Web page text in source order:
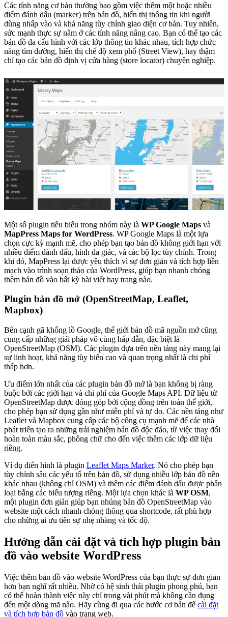
Các tính năng cơ bản thường bao gồm việc thêm một hoặc nhiều
điểm đánh dấu (marker) trên bản đồ, hiển thị thông tin khi người
dùng nhấp vào và khả năng tùy chỉnh giao diện cơ bản. Tuy nhiên,
sức mạnh thực sự nằm ở các tính năng nâng cao. Bạn có thể tạo các
bản đồ đa cấu hình với các lớp thông tin khác nhau, tích hợp chức
năng tìm đường, hiển thị chế độ xem phố (Street View), hay thậm
chí tạo các bản đồ định vị cửa hàng (store locator) chuyên nghiệp.
Một số plugin tiêu biểu trong nhóm này là WP Google Maps và
MapPress Maps for WordPress. WP Google Maps là một lựa
chọn cực kỳ mạnh mẽ, cho phép bạn tạo bản đồ không giới hạn với
nhiều điểm đánh dấu, hình đa giác, và các bộ lọc tùy chỉnh. Trong
khi đó, MapPress lại được yêu thích vì sự đơn giản và tích hợp liền
mạch vào trình soạn thảo của WordPress, giúp bạn nhanh chóng
thêm bản đồ vào bất kỳ bài viết hay trang nào.
Plugin bản đồ mở (OpenStreetMap, Leaflet,
Mapbox)
Bên cạnh gã khổng lồ Google, thế giới bản đồ mã nguồn mở cũng
cung cấp những giải pháp vô cùng hấp dẫn, đặc biệt là
OpenStreetMap (OSM). Các plugin dựa trên nền tảng này mang lại
sự linh hoạt, khả năng tùy biến cao và quan trọng nhất là chi phí
thấp hơn.
Ưu điểm lớn nhất của các plugin bản đồ mở là bạn không bị ràng
buộc bởi các giới hạn và chi phí của Google Maps API. Dữ liệu từ
OpenStreetMap được đóng góp bởi cộng đồng trên toàn thế giới,
cho phép bạn sử dụng gần như miễn phí và tự do. Các nền tảng như
Leaflet và Mapbox cung cấp các bộ công cụ mạnh mẽ để các nhà
phát triển tạo ra những trải nghiệm bản đồ độc đáo, từ việc thay đổi
hoàn toàn màu sắc, phông chữ cho đến việc thêm các lớp dữ liệu
riêng.
Ví dụ điển hình là plugin Leaflet Maps Marker. Nó cho phép bạn
tùy chỉnh sâu các yếu tố trên bản đồ, sử dụng nhiều lớp bản đồ nền
khác nhau (không chỉ OSM) và thêm các điểm đánh dấu được phân
loại bằng các biểu tượng riêng. Một lựa chọn khác là WP OSM,
một plugin đơn giản giúp bạn nhúng bản đồ OpenStreetMap vào
website một cách nhanh chóng thông qua shortcode, rất phù hợp
cho những ai ưu tiên sự nhẹ nhàng và tốc độ.
Hướng dẫn cài đặt và tích hợp plugin bản
đồ vào website WordPress
Việc thêm bản đồ vào website WordPress của bạn thực sự đơn giản
hơn bạn nghĩ rất nhiều. Nhờ có hệ sinh thái plugin phong phú, bạn
có thể hoàn thành việc này chỉ trong vài phút mà không cần đụng
đến một dòng mã nào. Hãy cùng đi qua các bước cơ bản để cài đặt
và tích hợp bản đồ vào trang web.